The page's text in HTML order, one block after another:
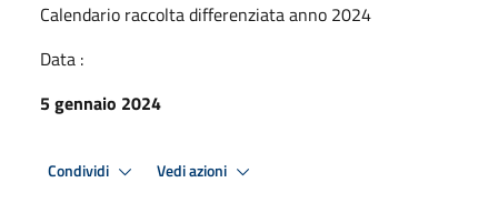
Calendario raccolta differenziata anno 2024
Data :
5 gennaio 2024
Condividi Vedi azioni